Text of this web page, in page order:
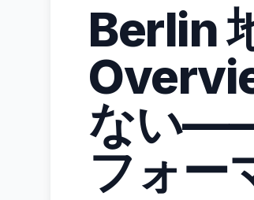
Berlin
ない
フォー